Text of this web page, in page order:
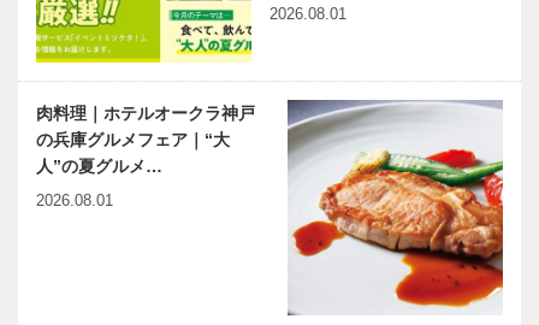
田中 邦衛
（たなか く
にえ）
1932～20…
新空港…
2026.08.01
肉料理｜ホテルオークラ神戸
の兵庫グルメフェア｜“大
人”の夏グルメ…
2026.08.01